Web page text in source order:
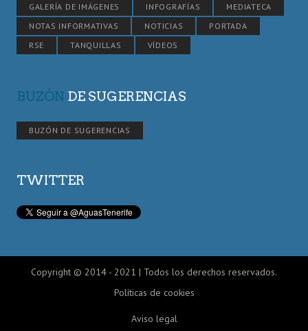
GALERÍA DE IMÁGENES
INFOGRAFÍAS
MEDIATECA
NOTAS INFORMATIVAS
NOTICIAS
PORTADA
RSE
TANQUILLAS VÍDEOS
BUZÓN DE SUGERENCIAS
BUZÓN DE SUGERENCIAS
TWITTER
Copyright © 2014 - 2021 | Todos los derechos reservados.
Políticas de cookies
Aviso legal